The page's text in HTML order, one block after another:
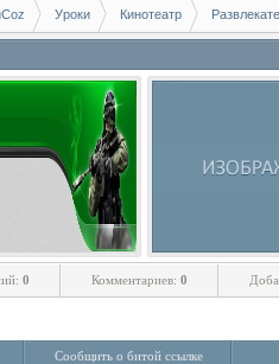
Уроки Кинотеатр
0 Комментариев: 0
Сообщить о битой ссылке